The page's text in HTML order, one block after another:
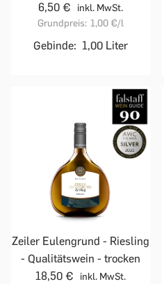
6,50 €
inkl. MwSt.
Grundpreis: 1,00 €/l
Gebinde: 1,00 Liter
Zeiler Eulengrund - Riesling
- Qualitätswein - trocken
18,50 €
inkl. MwSt.